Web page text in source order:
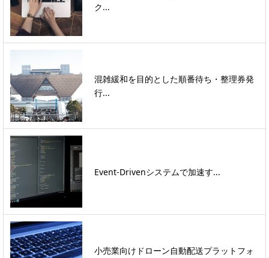
ク...
混雑緩和を目的とした順番待ち・整理券発
行...
Event-Drivenシステムで加速す...
小売業向けドローン自動配送プラットフォ